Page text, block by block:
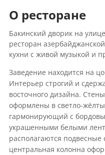
О ресторане
Бакинский дворик на
ресторан
кухни с живой музыкой и
Заведение находится на
Интерьер строгий и
восточного дизайна.
оформлены в светло-
гармонирующий с
украшенными белыми
располагаются
центральная колонна